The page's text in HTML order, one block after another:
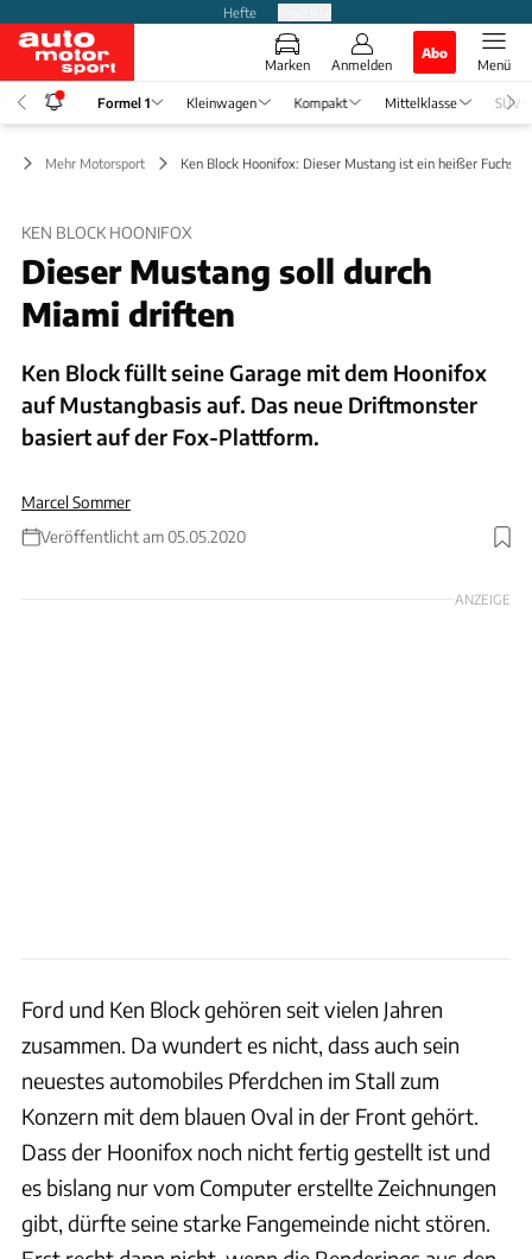
Hefte
Marken Anmelden
Abo
Menü
Formel 1 Kleinwagen Kompakt Mittelklasse SUV
Mehr Motorsport Ken Block Hoonifox: Dieser Mustang ist ein heißer Fuchs
KEN BLOCK HOONIFOX
Dieser Mustang soll durch
Miami driften
Ken Block füllt seine Garage mit dem Hoonifox
auf Mustangbasis auf. Das neue Driftmonster
basiert auf der Fox-Plattform.
Marcel Sommer
Veröffentlicht am 05.05.2020
Foto: Ken Block
ANZEIGE
Ford und Ken Block gehören seit vielen Jahren
zusammen. Da wundert es nicht, dass auch sein
neuestes automobiles Pferdchen im Stall zum
Konzern mit dem blauen Oval in der Front gehört.
Dass der Hoonifox noch nicht fertig gestellt ist und
es bislang nur vom Computer erstellte Zeichnungen
gibt, dürfte seine starke Fangemeinde nicht stören.